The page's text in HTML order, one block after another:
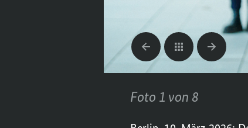
Foto 1 von 8